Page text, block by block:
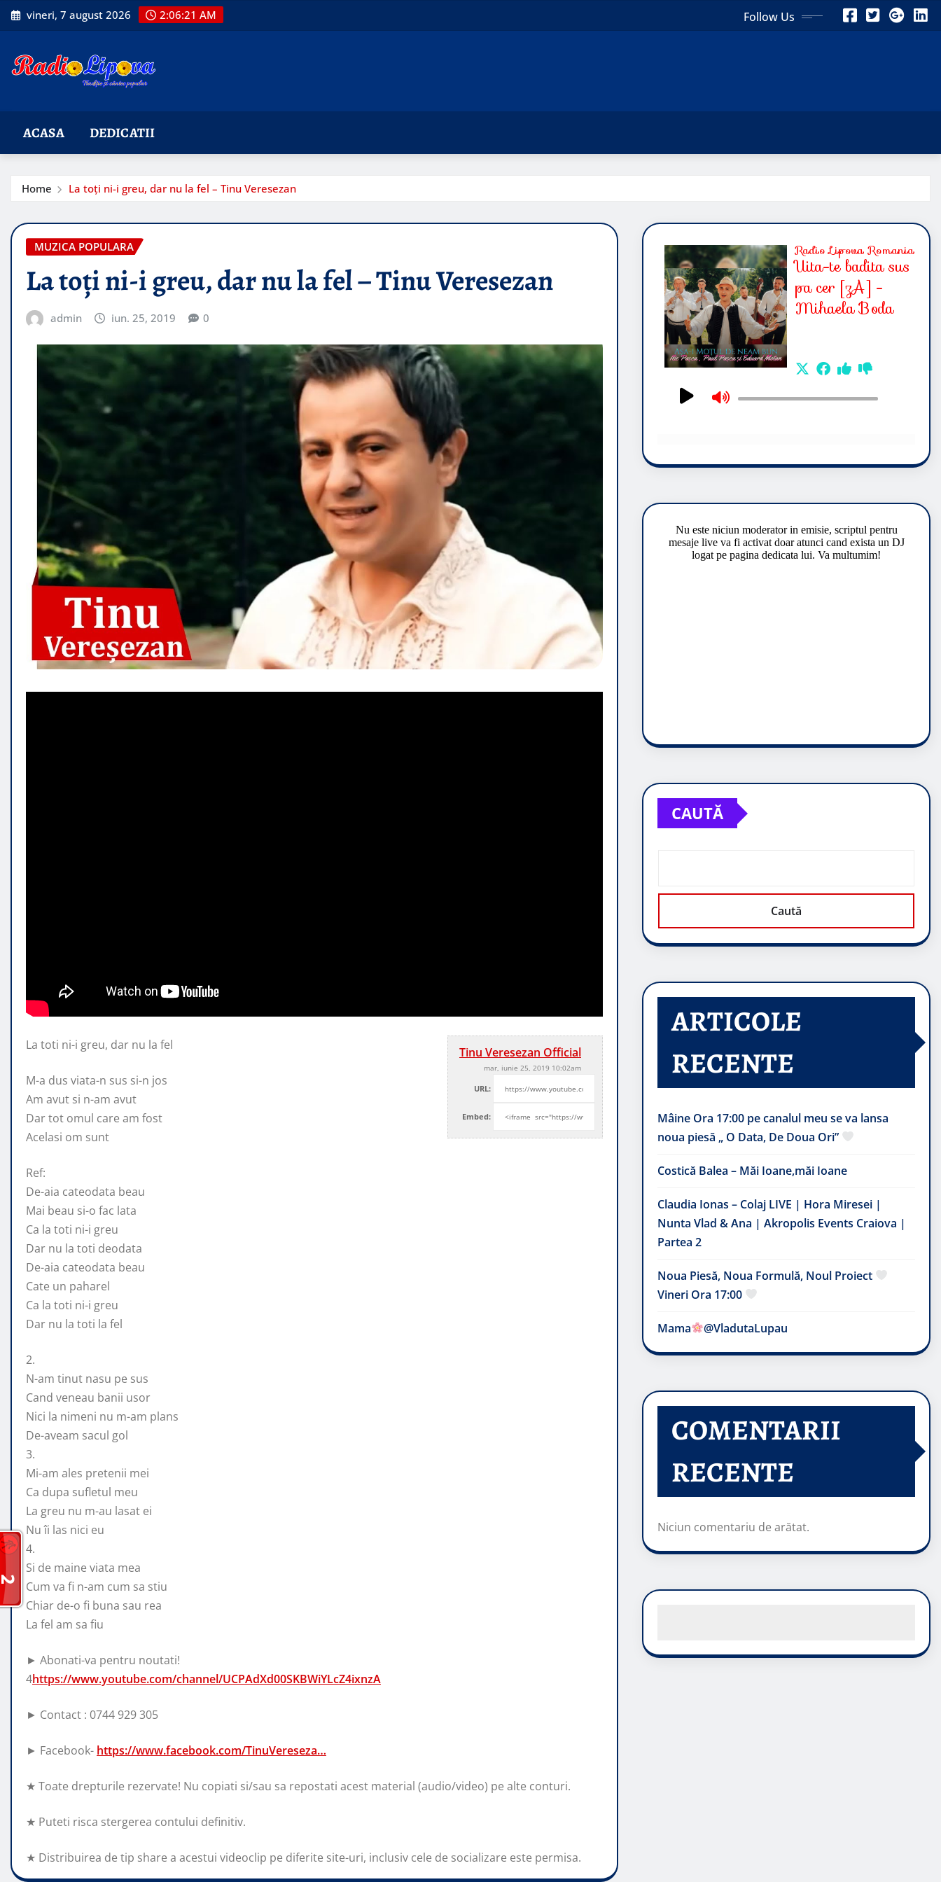
Skip
to
vineri, 7 august 2026 2:06:22 AM Follow Us
ACASA DEDICATII
Home La toți ni-i greu, dar nu la fel – Tinu Veresezan
MUZICA POPULARA
La toți ni-i greu, dar nu la fel – Tinu Veresezan
admin iun. 25, 2019 0
Tinu Veresezan Official
mar, iunie 25, 2019 10:02am
URL:
Embed:
La toti ni-i greu, dar nu la fel
M-a dus viata-n sus si-n jos
Am avut si n-am avut
Dar tot omul care am fost
Acelasi om sunt
Ref:
De-aia cateodata beau
Mai beau si-o fac lata
Ca la toti ni-i greu
Dar nu la toti deodata
De-aia cateodata beau
Cate un paharel
Ca la toti ni-i greu
Dar nu la toti la fel
2.
N-am tinut nasu pe sus
Cand veneau banii usor
Nici la nimeni nu m-am plans
De-aveam sacul gol
3.
Mi-am ales pretenii mei
Ca dupa sufletul meu
La greu nu m-au lasat ei
Nu îi las nici eu
4.
Si de maine viata mea
Cum va fi n-am cum sa stiu
Chiar de-o fi buna sau rea
La fel am sa fiu
► Abonati-va pentru noutati!
4https://www.youtube.com/channel/UCPAdXd00SKBWiYLcZ4ixnzA
► Contact : 0744 929 305
► Facebook- https://www.facebook.com/TinuVereseza…
★ Toate drepturile rezervate! Nu copiati si/sau sa repostati acest material (audio/video) pe alte conturi.
★ Puteti risca stergerea contului definitiv.
★ Distribuirea de tip share a acestui videoclip pe diferite site-uri, inclusiv cele de socializare este permisa.
CAUTĂ
Caută
ARTICOLE
RECENTE
Mâine Ora 17:00 pe canalul meu se va lansa
noua piesă „ O Data, De Doua Ori”
Costică Balea – Măi Ioane,măi Ioane
Claudia Ionas – Colaj LIVE | Hora Miresei |
Nunta Vlad & Ana | Akropolis Events Craiova |
Partea 2
Noua Piesă, Noua Formulă, Noul Proiect
Vineri Ora 17:00
Mama @VladutaLupau
COMENTARII
RECENTE
Niciun comentariu de arătat.